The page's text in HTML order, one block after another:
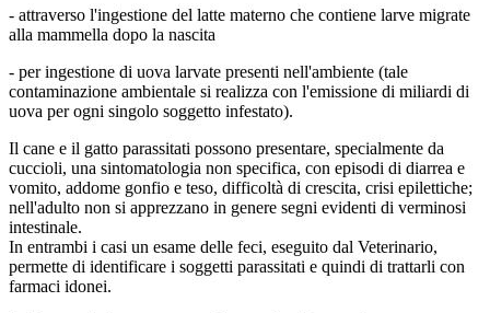
- attraverso l'ingestione del latte materno che contiene larve migrate
alla mammella dopo la nascita
- per ingestione di uova larvate presenti nell'ambiente (tale
contaminazione ambientale si realizza con l'emissione di miliardi di
uova per ogni singolo soggetto infestato).
Il cane e il gatto parassitati possono presentare, specialmente da
cuccioli, una sintomatologia non specifica, con episodi di diarrea e
vomito, addome gonfio e teso, difficoltà di crescita, crisi epilettiche;
nell'adulto non si apprezzano in genere segni evidenti di verminosi
intestinale.
In entrambi i casi un esame delle feci, eseguito dal Veterinario,
permette di identificare i soggetti parassitati e quindi di trattarli con
farmaci idonei.